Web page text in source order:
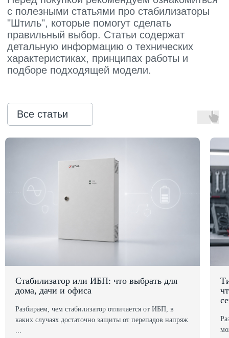
Стабилизатор или ИБП: что выбрать для
дома, дачи и офиса
Разбираем, чем стабилизатор отличается от ИБП, в
каких случаях достаточно защиты от перепадов напряж
...
официальным
дилером ГК «Штиль"
менеджеры помогут вам подобрать
Оставить заявку